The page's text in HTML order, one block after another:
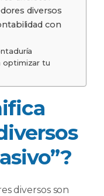
diversos
con
optimizar tu
diversos son